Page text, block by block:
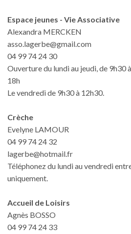
Espace jeunes - Vie Associative
Alexandra MERCKEN
asso.lagerbe@gmail.com
04 99 74 24 30
Ouverture du lundi au jeudi, de 9h30
18h
Le vendredi de 9h30 à 12h30.
Crèche
Evelyne LAMOUR
04 99 74 24 32
lagerbe@hotmail.fr
Téléphonez du lundi au vendredi
uniquement.
Accueil de Loisirs
Agnès BOSSO
04 99 74 24 33